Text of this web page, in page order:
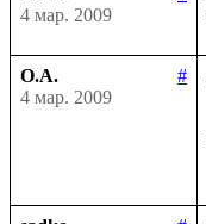
4 мар. 2009
О.А.
#
4 мар. 2009